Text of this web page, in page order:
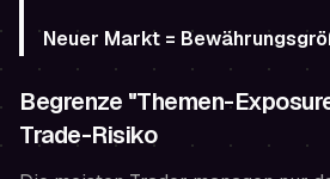
Neuer Markt =
Begrenze "Themen-
Trade-Risiko